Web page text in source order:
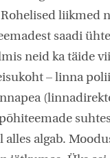
liikmed
saadi
neid ka täide
– linna
algab.